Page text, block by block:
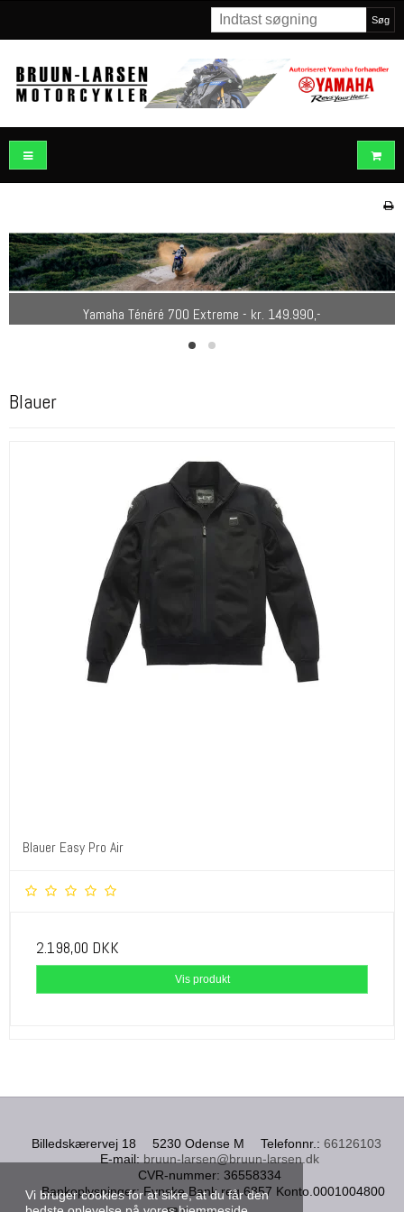
Vi bruger cookies for at sikre, at du får den
Søg
Yamaha Ténéré 700 Extreme - kr. 149.990,-
Blauer
Blauer Easy Pro Air
2.198,00 DKK
Vis produkt
Billedskærervej 18 5230 Odense M Telefonnr. : 66126103
E-mail: bruun-larsen@bruun-larsen.dk
CVR-nummer: 36558334
Bankoplysninger:Fynske Bank reg.6857 Konto.0001004800